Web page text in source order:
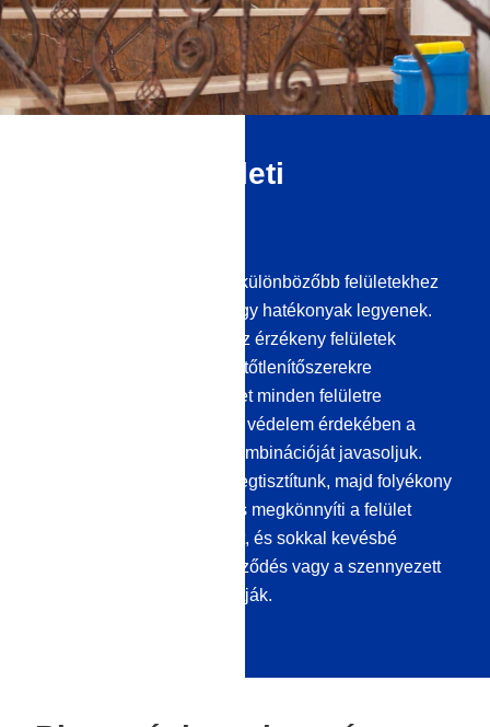
Optimális felületi
A fertőtlenítőszereket a legkülönbözőbb felületekhez
kell kifejleszteni ahhoz, hogy hatékonyak legyenek.
Milyen ajánlások vannak az érzékeny felületek
fertőtlenítésére szolgáló fertőtlenítőszerekre
vonatkozóan? Termékeinket minden felületre
kifejlesztettük. Az optimális védelem érdekében a
kombinációját javasoljuk.
Minden felületet először megtisztítunk, majd folyékony
üveggel lezárunk. A tömítés megkönnyíti a felület
tisztítását és karbantartását, és sokkal kevésbé
valószínű, hogy a szennyeződés vagy a szennyezett
részecskék tartósan károsítják.